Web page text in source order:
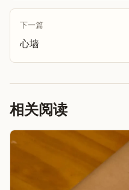
下一篇
心墙
相关阅读